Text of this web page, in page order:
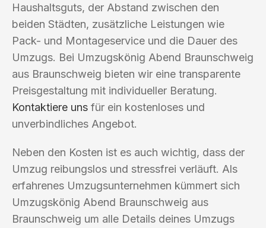
Haushaltsguts, der Abstand zwischen den
beiden Städten, zusätzliche Leistungen wie
Pack- und Montageservice und die Dauer des
Umzugs. Bei Umzugskönig Abend Braunschweig
aus Braunschweig bieten wir eine transparente
Preisgestaltung mit individueller Beratung.
Kontaktiere uns für ein kostenloses und
unverbindliches Angebot.
Neben den Kosten ist es auch wichtig, dass der
Umzug reibungslos und stressfrei verläuft. Als
erfahrenes Umzugsunternehmen kümmert sich
Umzugskönig Abend Braunschweig aus
Braunschweig um alle Details deines Umzugs